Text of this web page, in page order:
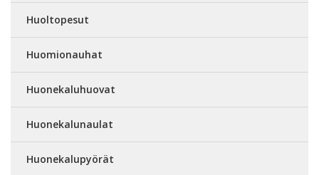
Huoltopesut
Huomionauhat
Huonekaluhuovat
Huonekalunaulat
Huonekalupyörät